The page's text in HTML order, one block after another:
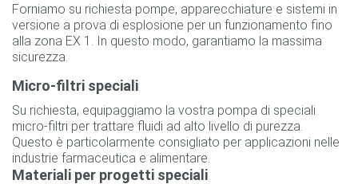
Forniamo su richiesta pompe, apparecchiature e sistemi in
versione a prova di esplosione per un funzionamento fino
alla zona EX 1. In questo modo, garantiamo la massima
sicurezza.
Micro-filtri speciali
Su richiesta, equipaggiamo la vostra pompa di speciali
micro-filtri per trattare fluidi ad alto livello di purezza.
Questo è particolarmente consigliato per applicazioni nelle
industrie farmaceutica e alimentare.
Materiali per progetti speciali